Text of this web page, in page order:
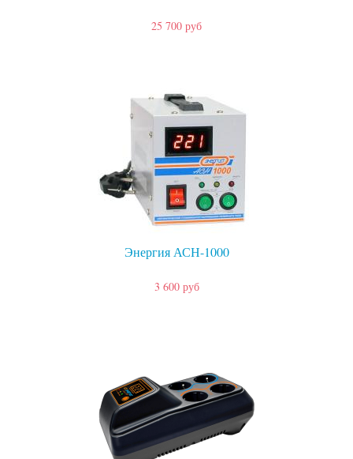
25 700 руб
Энергия АСН-1000
3 600 руб